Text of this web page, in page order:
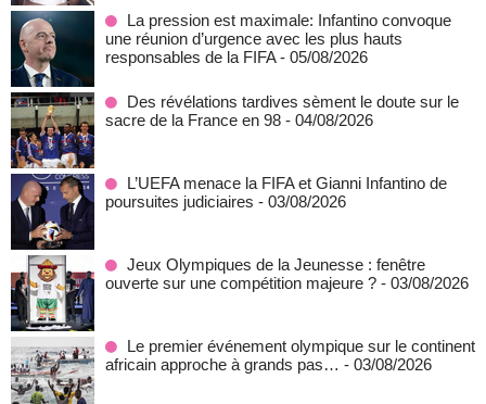
La pression est maximale: Infantino convoque
une réunion d’urgence avec les plus hauts
responsables de la FIFA - 05/08/2026
Des révélations tardives sèment le doute sur le
sacre de la France en 98 - 04/08/2026
L’UEFA menace la FIFA et Gianni Infantino de
poursuites judiciaires - 03/08/2026
Jeux Olympiques de la Jeunesse : fenêtre
ouverte sur une compétition majeure ? - 03/08/2026
Le premier événement olympique sur le continent
africain approche à grands pas… - 03/08/2026